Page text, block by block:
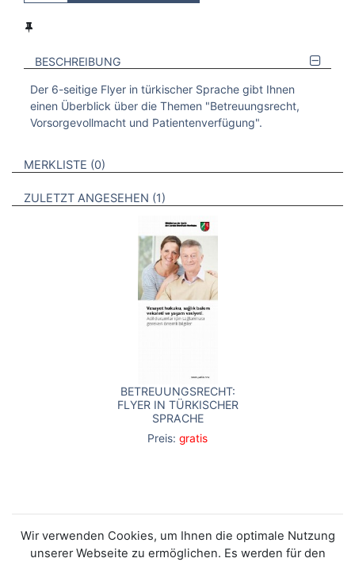
BESCHREIBUNG
Der 6-seitige Flyer in türkischer Sprache gibt Ihnen
einen Überblick über die Themen "Betreuungsrecht,
Vorsorgevollmacht und Patientenverfügung".
VERWEISE AUF VERMERKTE- ODER ZULETZT ANGESEHENE
MERKLISTE 0 BROSCHÜREN
ZULETZT ANGESEHEN 1 BROSCHÜREN
BETREUUNGSRECHT:
FLYER IN TÜRKISCHER
SPRACHE
Preis: gratis
Wir verwenden Cookies, um Ihnen die optimale Nutzung
unserer Webseite zu ermöglichen. Es werden für den